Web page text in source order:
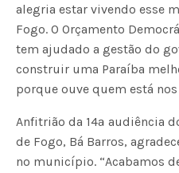
alegria estar vivendo esse
Fogo. O Orçamento
tem ajudado a gestão do
construir uma Paraíba
porque ouve quem está
Anfitrião da 14ª audiência
de Fogo, Bá Barros,
no município. “Acabamos